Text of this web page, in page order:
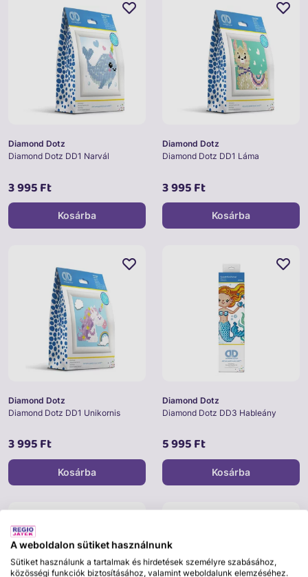
Diamond Dotz
Diamond Dotz DD1 Narvál
3 995 Ft
Kosárba
Diamond Dotz
Diamond Dotz DD1 Láma
3 995 Ft
Kosárba
Diamond Dotz
Diamond Dotz DD1 Unikornis
3 995 Ft
Kosárba
Diamond Dotz
Diamond Dotz DD3 Hableány
5 995 Ft
Kosárba
A weboldalon sütiket használnunk
Sütiket használunk a tartalmak és hirdetések személyre szabásához,
közösségi funkciók biztosításához, valamint weboldalunk elemzéséhez.